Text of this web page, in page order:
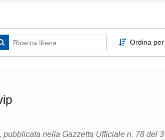
Ordina
nella Gazzetta Ufficiale n. 78 del 3